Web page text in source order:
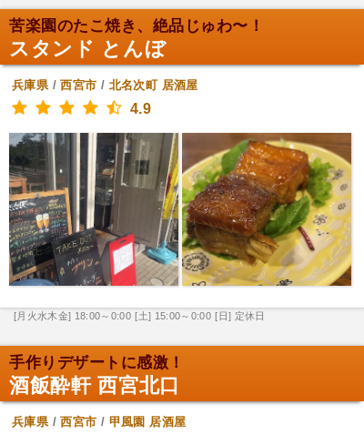
苦楽園のたこ焼き、絶品じゅわ〜！
スタンド とんぼ
兵庫県/西宮市 / 北名次町 居酒屋
4.9
[月火水木金] 18:00～0:00 [土] 15:00～0:00 [日] 定休日
手作りデザートに感激！
酒飯酔軒 西宮北口
兵庫県/西宮市 / 甲風園 居酒屋